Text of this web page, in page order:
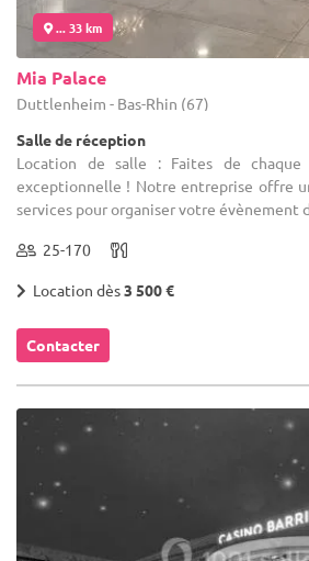
... 33 km
Mia Palace
Duttlenheim - Bas-Rhin (67)
Salle de réception
Location de salle : Faites de
exceptionnelle ! Notre entreprise offre
services pour organiser votre évènement
25-170
Location dès3 500 €
Contacter